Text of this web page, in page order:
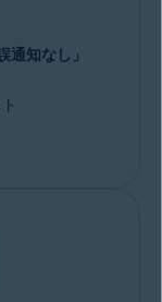
通知なし」